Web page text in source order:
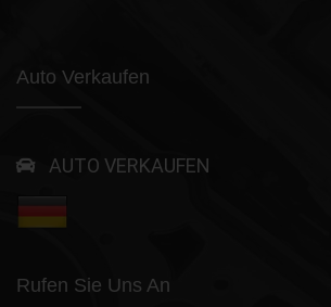
Auto Verkaufen
AUTO VERKAUFEN
Rufen Sie Uns An